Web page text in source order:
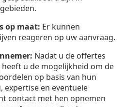
op maat: Er kunnen
reageren op uw aanvraag.
Nadat u de offertes
u de mogelijkheid om de
op basis van hun
expertise en eventuele
contact met hen opnemen